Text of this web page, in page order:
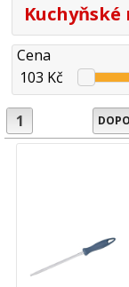
Kuchyňské
Cena
103 Kč
1